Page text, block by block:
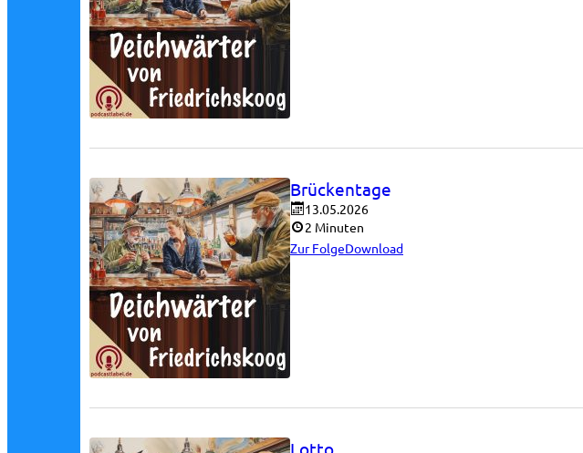
Brückentage
13.05.2026
2 Minuten
Zur FolgeDownload
Lotto